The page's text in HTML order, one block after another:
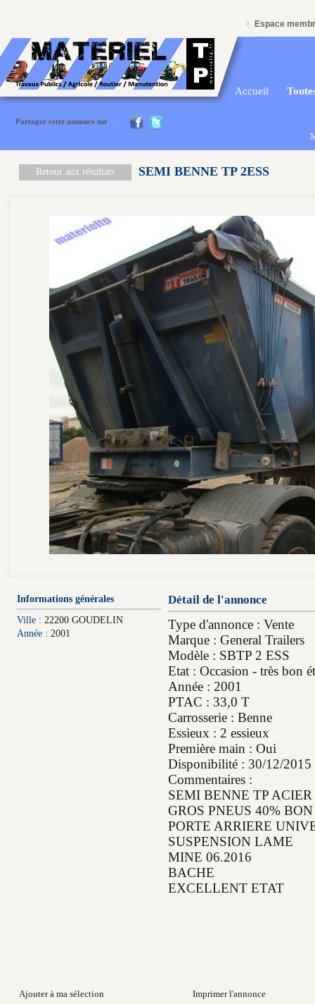
Espace
Accueil
Partager cette annonce sur
Retour aux résultats SEMI BENNE TP 2ESS
Informations générales
Ville : 22200 GOUDELIN
Année : 2001
Détail de l'annonce
Type d'annonce : Vente
Marque : General Trailers
Modèle : SBTP 2 ESS
Etat : Occasion - très bon
Année : 2001
PTAC : 33,0 T
Carrosserie : Benne
Essieux : 2 essieux
Première main : Oui
Disponibilité : 30/12/2015
Commentaires :
SEMI BENNE TP ACIER
GROS PNEUS 40% BON
PORTE ARRIERE
SUSPENSION LAME
MINE 06.2016
BACHE
EXCELLENT ETAT
Ajouter à ma sélection Imprimer l'annonce